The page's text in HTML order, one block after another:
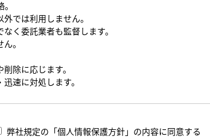
では利用しません。
く委託業者も監督します。
。
除に応じます。
速に対処します。
弊社規定の「個人情報保護方針」の内容に同意する